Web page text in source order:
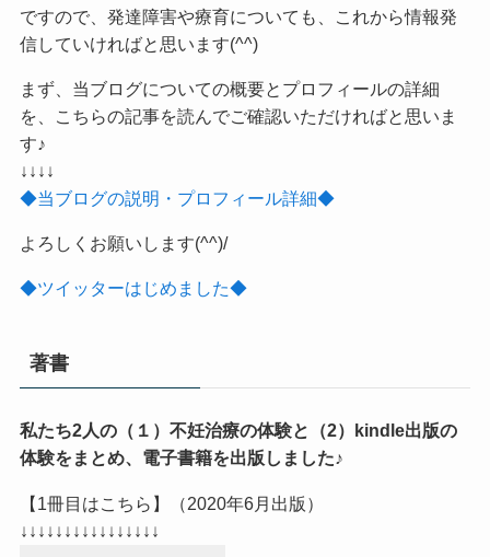
ですので、発達障害や療育についても、これから情報発
信していければと思います(^^)
まず、当ブログについての概要とプロフィールの詳細
を、こちらの記事を読んでご確認いただければと思いま
す♪
↓↓↓↓
◆当ブログの説明・プロフィール詳細◆
よろしくお願いします(^^)/
◆ツイッターはじめました◆
著書
私たち2人の（１）不妊治療の体験と（2）kindle出版の
体験をまとめ、電子書籍を出版しました♪
【1冊目はこちら】（2020年6月出版）
↓↓↓↓↓↓↓↓↓↓↓↓↓↓↓↓